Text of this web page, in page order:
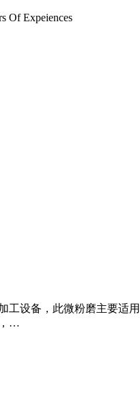
Of Expeiences
工设备，此微粉磨主要适
…